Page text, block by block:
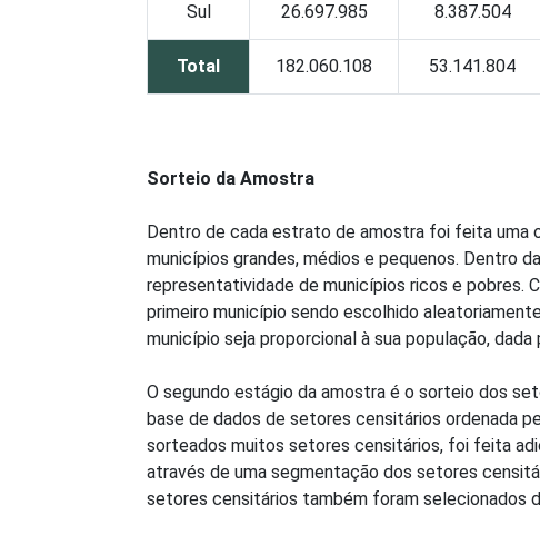
Sul 26.697.985 8.387.504
Total 182.060.108 53.141.804
Sorteio da Amostra
Dentro de cada estrato de amostra foi feita uma
municípios grandes, médios e pequenos. Dentro
representatividade de municípios ricos e pobres.
primeiro município sendo escolhido
município seja proporcional à sua população,
O segundo estágio da amostra é o sorteio dos
base de dados de setores censitários ordenada
sorteados muitos setores censitários, foi feita
através de uma segmentação dos setores
setores censitários também foram selecionados